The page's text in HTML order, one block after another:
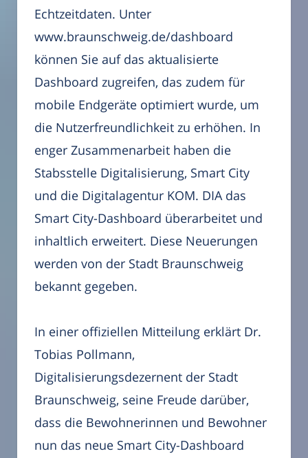
Echtzeitdaten. Unter
www.braunschweig.de/dashboard
können Sie auf das aktualisierte
Dashboard zugreifen, das zudem für
mobile Endgeräte optimiert wurde, um
die Nutzerfreundlichkeit zu erhöhen. In
enger Zusammenarbeit haben die
Stabsstelle Digitalisierung, Smart City
und die Digitalagentur KOM. DIA das
Smart City-Dashboard überarbeitet und
inhaltlich erweitert. Diese Neuerungen
werden von der Stadt Braunschweig
bekannt gegeben.
In einer offiziellen Mitteilung erklärt Dr.
Tobias Pollmann,
Digitalisierungsdezernent der Stadt
Braunschweig, seine Freude darüber,
dass die Bewohnerinnen und Bewohner
nun das neue Smart City-Dashboard